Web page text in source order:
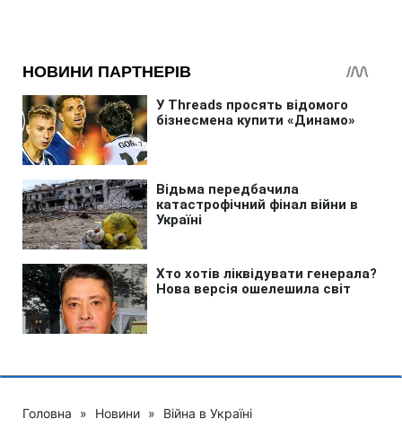
Головна » Новини » Війна в Україні